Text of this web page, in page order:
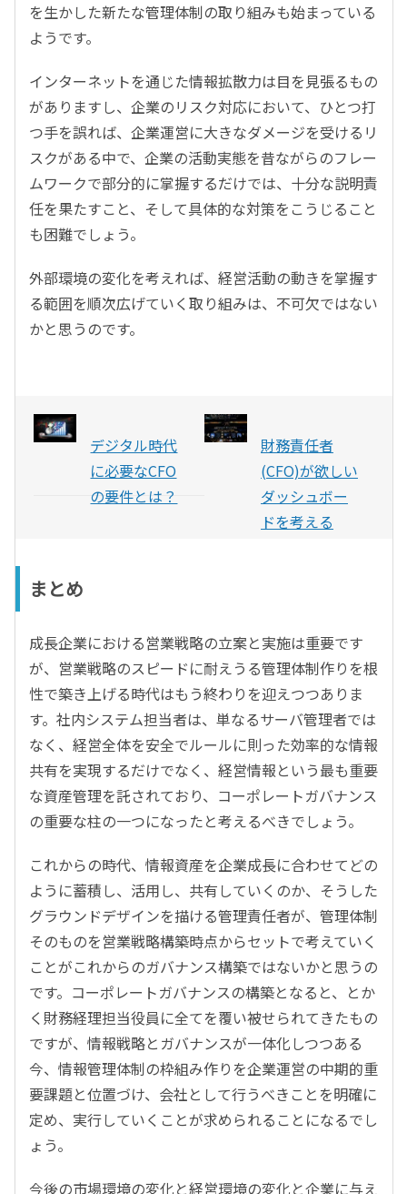
を生かした新たな管理体制の取り組みも始まっている
ようです。
インターネットを通じた情報拡散力は目を見張るもの
がありますし、企業のリスク対応において、ひとつ打
つ手を誤れば、企業運営に大きなダメージを受けるリ
スクがある中で、企業の活動実態を昔ながらのフレー
ムワークで部分的に掌握するだけでは、十分な説明責
任を果たすこと、そして具体的な対策をこうじること
も困難でしょう。
外部環境の変化を考えれば、経営活動の動きを掌握す
る範囲を順次広げていく取り組みは、不可欠ではない
かと思うのです。
デジタル時代
に必要なCFO
の要件とは？
財務責任者
(CFO)が欲しい
ダッシュボー
ドを考える
まとめ
成長企業における営業戦略の立案と実施は重要です
が、営業戦略のスピードに耐えうる管理体制作りを根
性で築き上げる時代はもう終わりを迎えつつありま
す。社内システム担当者は、単なるサーバ管理者では
なく、経営全体を安全でルールに則った効率的な情報
共有を実現するだけでなく、経営情報という最も重要
な資産管理を託されており、コーポレートガバナンス
の重要な柱の一つになったと考えるべきでしょう。
これからの時代、情報資産を企業成長に合わせてどの
ように蓄積し、活用し、共有していくのか、そうした
グラウンドデザインを描ける管理責任者が、管理体制
そのものを営業戦略構築時点からセットで考えていく
ことがこれからのガバナンス構築ではないかと思うの
です。コーポレートガバナンスの構築となると、とか
く財務経理担当役員に全てを覆い被せられてきたもの
ですが、情報戦略とガバナンスが一体化しつつある
今、情報管理体制の枠組み作りを企業運営の中期的重
要課題と位置づけ、会社として行うべきことを明確に
定め、実行していくことが求められることになるでし
ょう。
今後の市場環境の変化と経営環境の変化と企業に与え